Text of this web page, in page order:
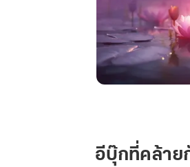
ที
ก็
อีบุ๊กที่คล้าย